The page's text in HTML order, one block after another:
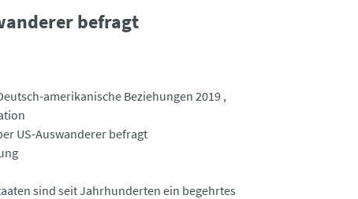
befragt
amerikanische Beziehungen 2019
US-Auswanderer befragt
sind seit Jahrhunderten ein begehrtes